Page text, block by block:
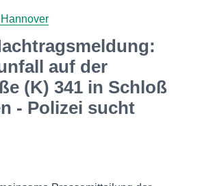
auf der
(K) 341 in Schloß
- Polizei sucht